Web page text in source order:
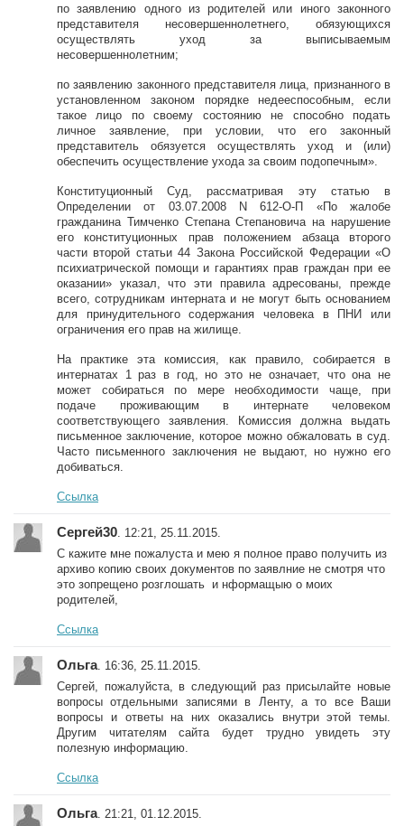
по заявлению одного из родителей или иного законного
представителя несовершеннолетнего, обязующихся
осуществлять уход за выписываемым
несовершеннолетним;
по заявлению законного представителя лица, признанного в
установленном законом порядке недееспособным, если
такое лицо по своему состоянию не способно подать
личное заявление, при условии, что его законный
представитель обязуется осуществлять уход и (или)
обеспечить осуществление ухода за своим подопечным».
Конституционный Суд, рассматривая эту статью в
Определении от 03.07.2008 N 612-О-П «По жалобе
гражданина Тимченко Степана Степановича на нарушение
его конституционных прав положением абзаца второго
части второй статьи 44 Закона Российской Федерации «О
психиатрической помощи и гарантиях прав граждан при ее
оказании» указал, что эти правила адресованы, прежде
всего, сотрудникам интерната и не могут быть основанием
для принудительного содержания человека в ПНИ или
ограничения его прав на жилище.
На практике эта комиссия, как правило, собирается в
интернатах 1 раз в год, но это не означает, что она не
может собираться по мере необходимости чаще, при
подаче проживающим в интернате человеком
соответствующего заявления. Комиссия должна выдать
письменное заключение, которое можно обжаловать в суд.
Часто письменного заключения не выдают, но нужно его
добиваться.
Ссылка
Сергей30 . 12:21, 25.11.2015.
С кажите мне пожалуста и мею я полное право получить из
архиво копию своих документов по заявлние не смотря что
это зопрещено розглошать и нформащыю о моих
родителей,
Ссылка
Ольга. 16:36, 25.11.2015.
Сергей, пожалуйста, в следующий раз присылайте новые
вопросы отдельными записями в Ленту, а то все Ваши
вопросы и ответы на них оказались внутри этой темы.
Другим читателям сайта будет трудно увидеть эту
полезную информацию.
Ссылка
Ольга. 21:21, 01.12.2015.